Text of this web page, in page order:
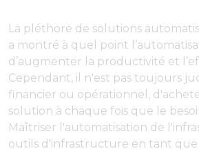
La pléthore de solutions
a montré à quel point
d’augmenter la productivité et
Cependant, il n'est pas toujours
financier ou opérationnel,
solution à chaque fois que le
Maîtriser l'automatisation de
outils d'infrastructure en tant que